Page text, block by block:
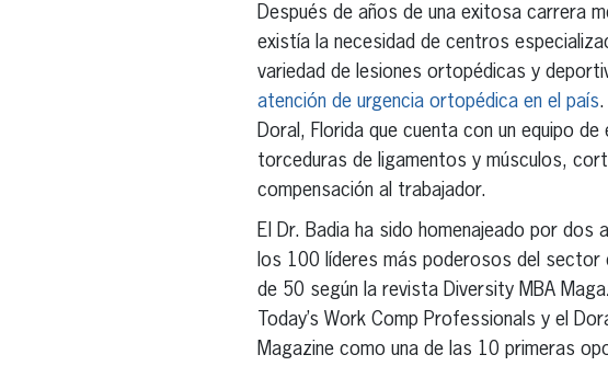
Después de años de una exitosa carrera
existía la necesidad de centros
variedad de lesiones ortopédicas y
atención de urgencia ortopédica en el país
Doral, Florida que cuenta con un equipo
torceduras de ligamentos y músculos,
compensación al trabajador.
El Dr. Badia ha sido homenajeado por
los 100 líderes más poderosos del sector
de 50 según la revista Diversity MBA
Today’s Work Comp Professionals y el
Magazine como una de las 10 primeras